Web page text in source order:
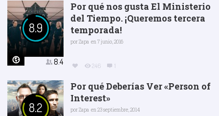
8.9
8.4
Por qué nos gusta El Ministerio
del Tiempo. ¡Queremos tercera
temporada!
porZapa en 7 junio, 2016
246 1
8.2
Por qué Deberías Ver «Person of
Interest»
porZapa en 23 septiembre, 2014